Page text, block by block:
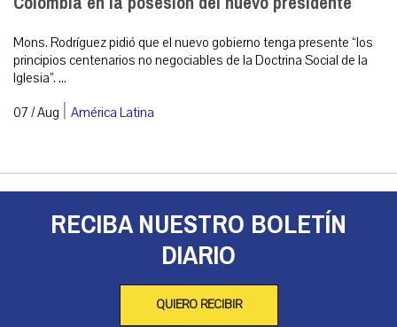
Mons. Rodríguez pidió que el nuevo gobierno tenga presente “los
principios centenarios no negociables de la Doctrina Social de la
Iglesia”. ...
07 / Aug | América Latina
RECIBA NUESTRO BOLETÍN
DIARIO
QUIERO RECIBIR